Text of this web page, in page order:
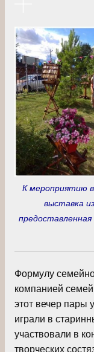
К мероприятию в
выставка
Формулу
компанией
этот вечер пары
играли в
участвовали в
творческих